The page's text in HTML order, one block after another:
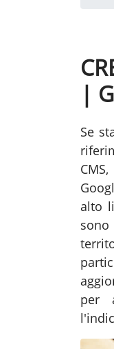
|
Se
alto
sono
per